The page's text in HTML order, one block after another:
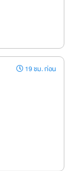
19 ชม. ก่อน